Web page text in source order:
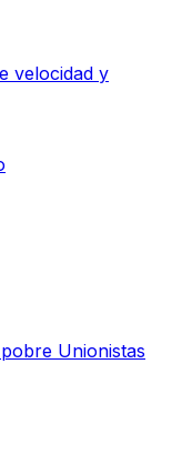
velocidad y
Unionistas